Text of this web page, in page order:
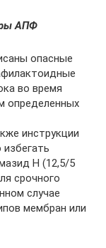
АПФ
опасные
во время
определенных
инструкции
Н (12,5/5
срочного
случае
мембран или